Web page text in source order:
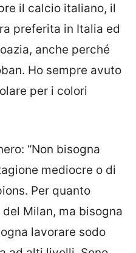
il calcio italiano, il
preferita in Italia ed
anche perché
Ho sempre avuto
per i colori
“Non bisogna
mediocre o di
Per quanto
Milan, ma bisogna
lavorare sodo